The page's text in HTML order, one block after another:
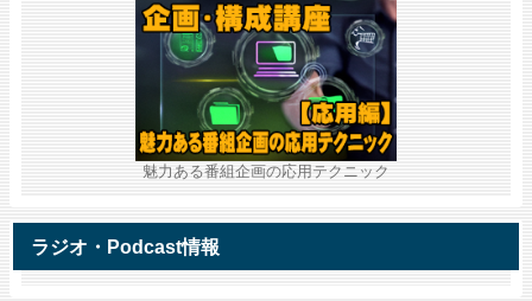
魅力ある番組企画の応用テクニック
ラジオ・Podcast情報